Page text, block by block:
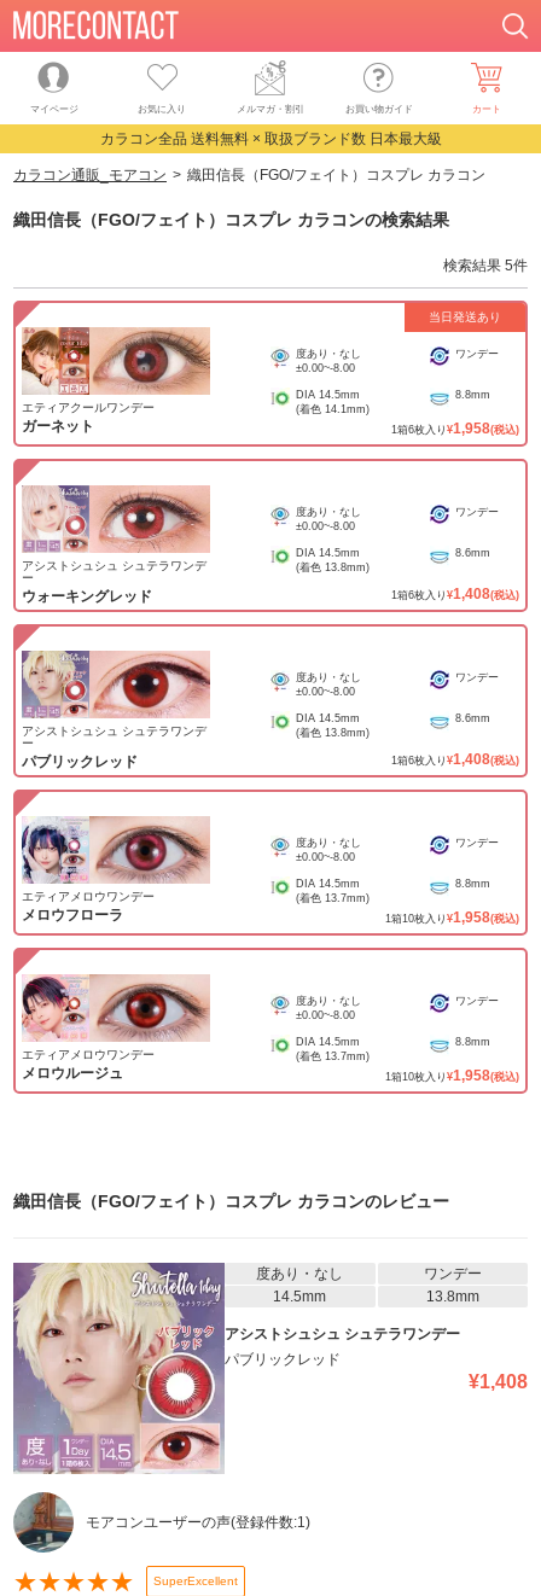
マイページ お気に入り メルマガ・割引 お買い物ガイド カート
カラコン全品 送料無料 × 取扱ブランド数 日本最大級
カラコン通販_モアコン 織田信長（FGO/フェイト）コスプレ カラコン
織田信長（FGO/フェイト）コスプレ カラコンの検索結果
検索結果 5件
当日発送あり
エティアクールワンデー
ガーネット
度あり・なし
±0.00~-8.00
ワンデー
DIA 14.5mm
(着色 14.1mm)
8.8mm
1箱6枚入り ¥1,958(税込)
アシストシュシュ シュテラワンデ
ー
ウォーキングレッド
度あり・なし
±0.00~-8.00
ワンデー
DIA 14.5mm
(着色 13.8mm)
8.6mm
1箱6枚入り ¥1,408(税込)
アシストシュシュ シュテラワンデ
ー
パブリックレッド
度あり・なし
±0.00~-8.00
ワンデー
DIA 14.5mm
(着色 13.8mm)
8.6mm
1箱6枚入り ¥1,408(税込)
エティアメロウワンデー
メロウフローラ
度あり・なし
±0.00~-8.00
ワンデー
DIA 14.5mm
(着色 13.7mm)
8.8mm
1箱10枚入り ¥1,958(税込)
エティアメロウワンデー
メロウルージュ
度あり・なし
±0.00~-8.00
ワンデー
DIA 14.5mm
(着色 13.7mm)
8.8mm
1箱10枚入り ¥1,958(税込)
織田信長（FGO/フェイト）コスプレ カラコンのレビュー
度あり・なし
ワンデー
14.5mm
13.8mm
アシストシュシュ シュテラワンデー
パブリックレッド
¥1,408
モアコンユーザーの声(登録件数:1)
★★★★★ SuperExcellent